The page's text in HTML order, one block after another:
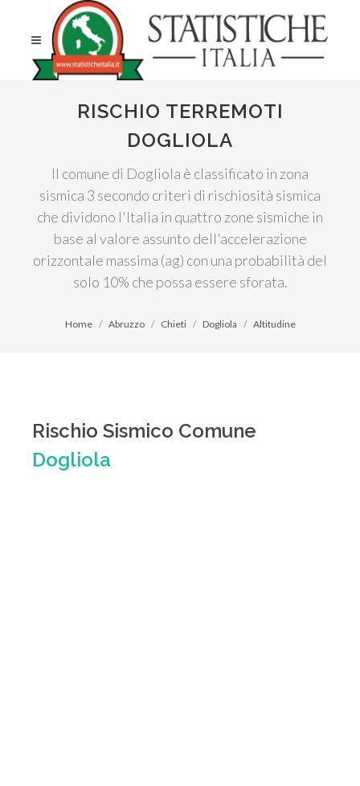
RISCHIO TERREMOTI
DOGLIOLA
Il comune di Dogliola è classificato in zona
sismica 3 secondo criteri di rischiosità sismica
che dividono l'Italia in quattro zone sismiche in
base al valore assunto dell'accelerazione
orizzontale massima (ag) con una probabilità del
solo 10% che possa essere sforata.
Home Abruzzo Chieti Dogliola Altitudine
Rischio Sismico Comune
Dogliola